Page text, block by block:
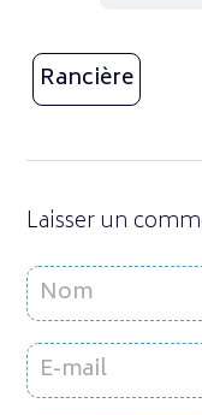
Rancière
Laisser un